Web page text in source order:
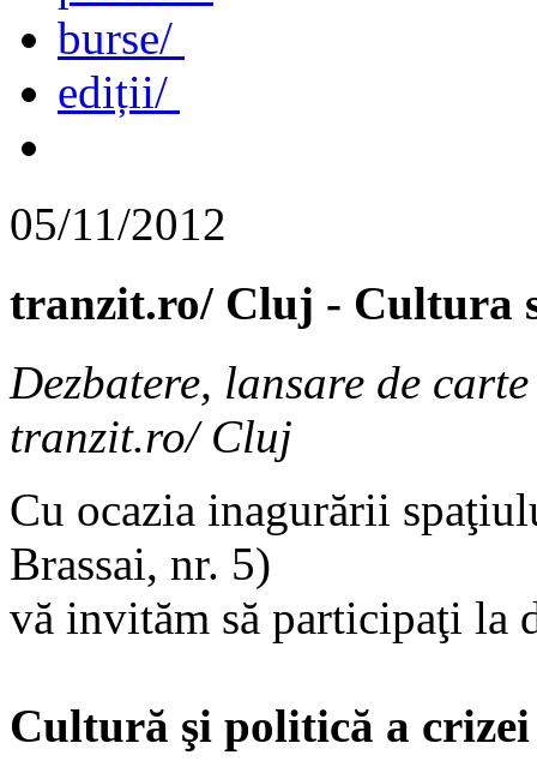
burse/
ediții/
05/11/2012
tranzit.ro/ Cluj - Cultura
Dezbatere, lansare de
tranzit.ro/ Cluj
Cu ocazia inagurării
Brassai, nr. 5)
vă invităm să participaţi la
Cultură şi politică a crizei